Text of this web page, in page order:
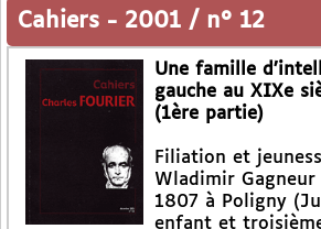
Cahiers - 2001 / n° 12
Une famille
gauche au XIXe
(1ère partie)
Filiation et
Wladimir
1807 à Poligny
enfant et